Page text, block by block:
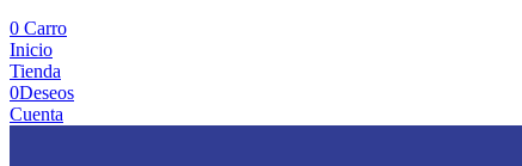
0 Carro
Inicio
Tienda
0Deseos
Cuenta